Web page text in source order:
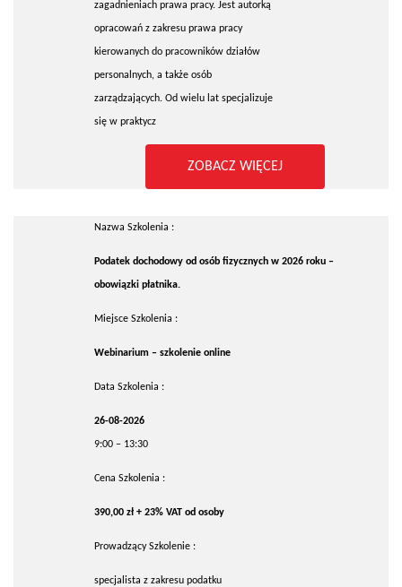
zagadnieniach prawa pracy. Jest autorką
opracowań z zakresu prawa pracy
kierowanych do pracowników działów
personalnych, a także osób
zarządzających. Od wielu lat specjalizuje
się w praktycz
ZOBACZ WIĘCEJ
Nazwa Szkolenia :
Podatek dochodowy od osób fizycznych w 2026 roku –
obowiązki płatnika.
Miejsce Szkolenia :
Webinarium – szkolenie online
Data Szkolenia :
26-08-2026
9:00 – 13:30
Cena Szkolenia :
390,00 zł + 23% VAT od osoby
Prowadzący Szkolenie :
specjalista z zakresu podatku